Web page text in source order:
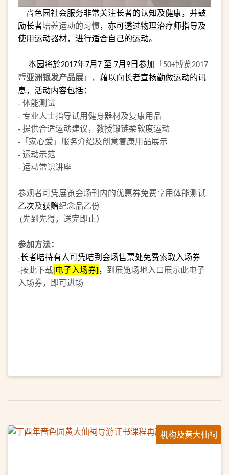
啬色园社会服务非常关注长者的认知及健康，并鼓
励长者培养运动的习惯，亦可透过物理治疗师指导及
使用运动器材，进行适合自己的运动。
本园将於2017年7月 7 至 7月 9 日参加 「 50+博览2017
暨亚洲银发产品展 」， 藉以向长者宣扬勤做运动的讯
息，活动内容包括：
- 体能测试
- 专业人士指导试用健身器材及复康用品
- 提供合适运动建议，教授锻链柔软度运动
- 「家心爱」服务介绍及创意复康用品展示
- 运动示范
- 运动常识讲座
参观者可凭展览会场刊内的优惠券免费享用体能测试
乙次及获赠纪念品乙份
(先到先得，送完即止）
参加方法：
-长者咭持有人可凭咭到会场售票处免费索取入场券
-按此下载[电子入场券]， 到展览场地入口展示此电子
入场券，即可进场
机构及黄大仙祠